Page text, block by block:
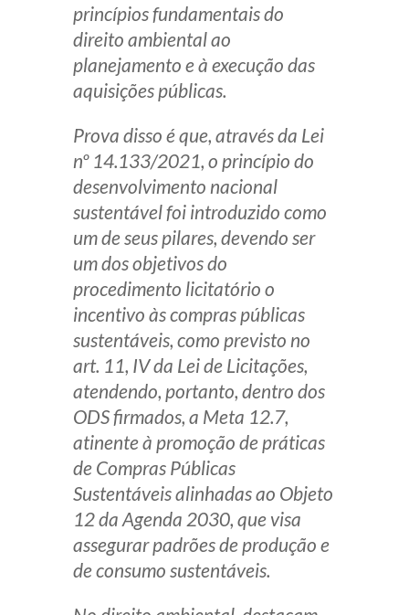
princípios fundamentais do
direito ambiental ao
planejamento e à execução das
aquisições públicas.
Prova disso é que, através da Lei
nº 14.133/2021, o princípio do
desenvolvimento nacional
sustentável foi introduzido como
um de seus pilares, devendo ser
um dos objetivos do
procedimento licitatório o
incentivo às compras públicas
sustentáveis, como previsto no
art. 11, IV da Lei de Licitações,
atendendo, portanto, dentro dos
ODS firmados, a Meta 12.7,
atinente à promoção de práticas
de Compras Públicas
Sustentáveis alinhadas ao Objeto
12 da Agenda 2030, que visa
assegurar padrões de produção e
de consumo sustentáveis.